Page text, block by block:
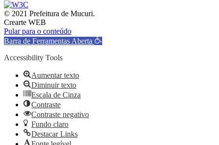
© 2021 Prefeitura de Mucuri.
Crearte WEB
Pular para o conteúdo
Barra de Ferramentas Aberta
Accessibility Tools
Aumentar texto
Diminuir texto
Escala de Cinza
Contraste
Contraste negativo
Fundo claro
Destacar Links